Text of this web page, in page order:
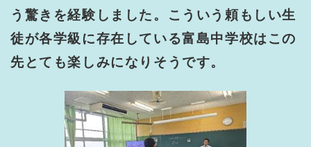
う驚きを経験しました。こういう頼もしい生
徒が各学級に存在している富島中学校はこの
先とても楽しみになりそうです。